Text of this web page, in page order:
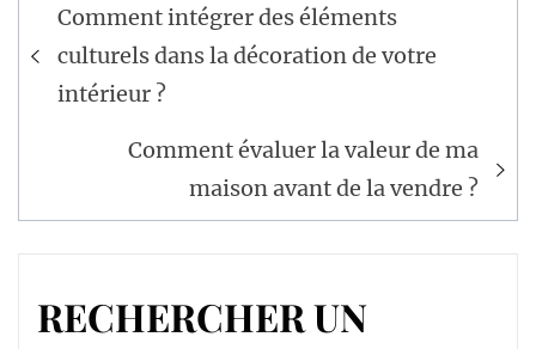
de
l’article
Comment intégrer des éléments
culturels dans la décoration de votre
intérieur ?
Comment évaluer la valeur de ma
maison avant de la vendre ?
RECHERCHER UN